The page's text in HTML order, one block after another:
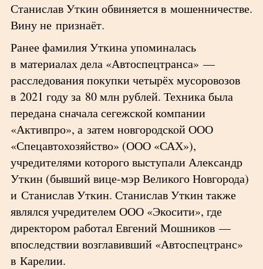
Станислав Уткин обвиняется в мошенничестве.
Вину не признаёт.
Ранее фамилия Уткина упоминалась
в материалах дела «Автоспецтранса» —
расследования покупки четырёх мусоровозов
в 2021 году за 80 млн рублей. Техника была
передана сначала сегежской компании
«Активпро», а затем новгородской ООО
«Спецавтохозяйство» (ООО «САХ»),
учредителями которого выступали Александр
Уткин (бывший вице-мэр Великого Новгорода)
и Станислав Уткин. Станислав Уткин также
являлся учредителем ООО «Экосити», где
директором работал Евгений Мошников —
впоследствии возглавивший «Автоспецтранс»
в Карелии.